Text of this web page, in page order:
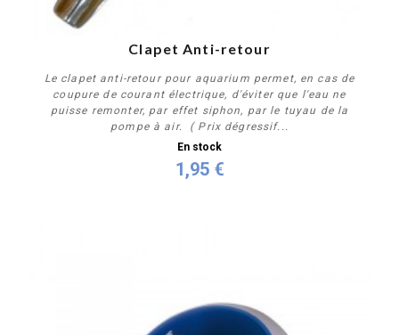
Clapet Anti-retour
Le clapet anti-retour pour aquarium permet, en cas de
coupure de courant électrique, d'éviter que l'eau ne
puisse remonter, par effet siphon, par le tuyau de la
pompe à air. ( Prix dégressif...
En stock
1,95 €